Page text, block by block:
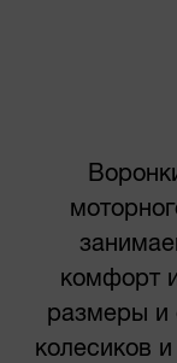
комфорт
размеры и
колесиков